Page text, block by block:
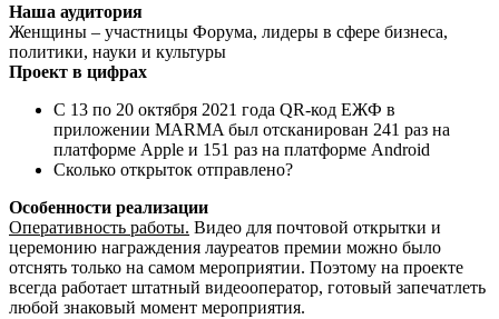
Наша аудитория
Женщины – участницы Форума, лидеры в сфере бизнеса,
политики, науки и культуры
Проект в цифрах
С 13 по 20 октября 2021 года QR-код ЕЖФ в
приложении MARMA был отсканирован 241 раз на
платформе Apple и 151 раз на платформе Android
Сколько открыток отправлено?
Особенности реализации
Оперативность работы. Видео для почтовой открытки и
церемонию награждения лауреатов премии можно было
отснять только на самом мероприятии. Поэтому на проекте
всегда работает штатный видеооператор, готовый запечатлеть
любой знаковый момент мероприятия.